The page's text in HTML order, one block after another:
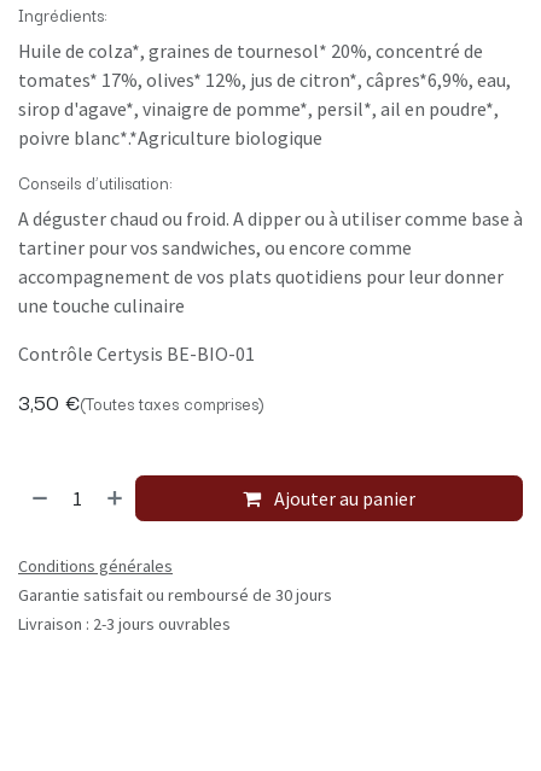
Ingrédients:
Huile de colza*, graines de tournesol* 20%, concentré de
tomates* 17%, olives* 12%, jus de citron*, câpres*6,9%, eau,
sirop d'agave*, vinaigre de pomme*, persil*, ail en poudre*,
poivre blanc*.*Agriculture biologique
Conseils d’utilisation:
A déguster chaud ou froid. A dipper ou à utiliser comme base à
tartiner pour vos sandwiches, ou encore comme
accompagnement de vos plats quotidiens pour leur donner
une touche culinaire
Contrôle Certysis BE-BIO-01
3,50 €(Toutes taxes comprises)
Ajouter au panier
Conditions générales
Garantie satisfait ou remboursé de 30 jours
Livraison : 2-3 jours ouvrables